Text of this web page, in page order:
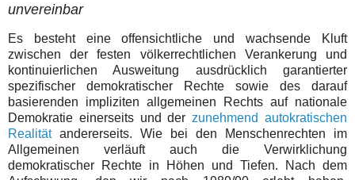
unvereinbar
Es besteht eine offensichtliche und wachsende Kluft
zwischen der festen völkerrechtlichen Verankerung und
kontinuierlichen Ausweitung ausdrücklich garantierter
spezifischer demokratischer Rechte sowie des darauf
basierenden impliziten allgemeinen Rechts auf nationale
Demokratie einerseits und derzunehmend autokratischen
Realitätandererseits. Wie bei den Menschenrechten im
Allgemeinen verläuft auch die Verwirklichung
demokratischer Rechte in Höhen und Tiefen. Nach dem